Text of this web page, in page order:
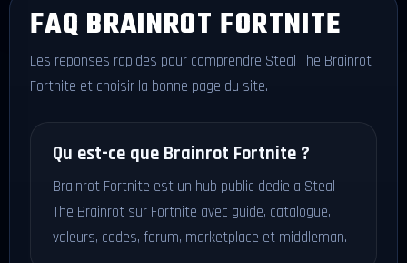
FAQ BRAINROT FORTNITE
Les reponses rapides pour comprendre Steal The Brainrot
Fortnite et choisir la bonne page du site.
Qu est-ce que Brainrot Fortnite ?
Brainrot Fortnite est un hub public dedie a Steal
The Brainrot sur Fortnite avec guide, catalogue,
valeurs, codes, forum, marketplace et middleman.